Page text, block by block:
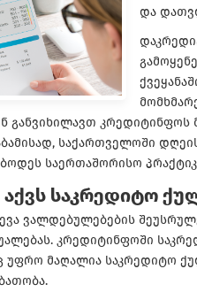
და
განვიხილავთ კრედიტინფოს
საქართველოში
საერთაშორისო
საკრედიტო
ვალდებულებების
კრედიტინფოში
უფრო მაღალია საკრედიტო